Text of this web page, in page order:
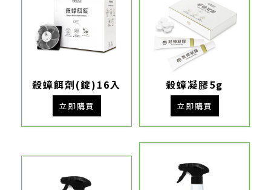
殺蟑餌劑(錠)16入
立即購買
殺蟑凝膠5g
立即購買